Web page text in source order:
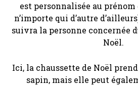
est personnalisée au prénom
n’importe qui d’autre
suivra la personne concernée
Noël.
Ici, la chaussette de Noël
sapin, mais elle peut